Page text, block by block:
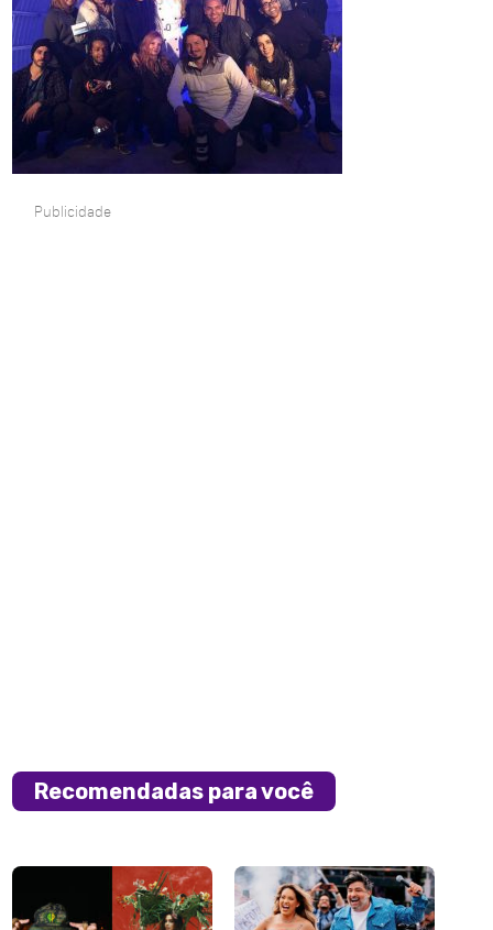
Publicidade
Recomendadas para você